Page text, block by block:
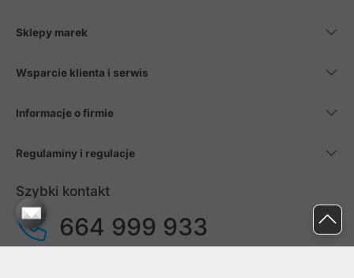
Sklepy marek
Wsparcie klienta i serwis
Informacje o firmie
Regulaminy i regulacje
Szybki kontakt
664 999 933